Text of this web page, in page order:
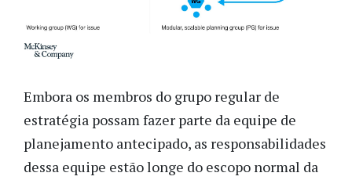
Embora os membros do grupo regular de
estratégia possam fazer parte da equipe de
planejamento antecipado, as responsabilidades
dessa equipe estão longe do escopo normal da